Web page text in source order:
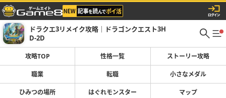
ドラクエ3リメイク攻略｜ドラゴンクエスト3H
D-2D
攻略TOP 性格一覧 ストーリー攻略
職業 転職 小さなメダル
ひみつの場所 はぐれモンスター マップ